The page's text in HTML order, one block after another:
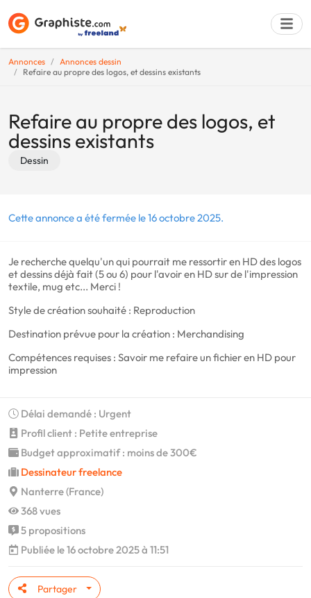
Annonces
Annonces dessin
Refaire au propre des logos, et dessins existants
Refaire au propre des logos, et
dessins existants
Dessin
Cette annonce a été fermée le 16 octobre 2025.
Je recherche quelqu'un qui pourrait me ressortir en HD des logos
et dessins déjà fait (5 ou 6) pour l'avoir en HD sur de l'impression
textile, mug etc... Merci !
Style de création souhaité : Reproduction
Destination prévue pour la création : Merchandising
Compétences requises : Savoir me refaire un fichier en HD pour
impression
Délai demandé : Urgent
Profil client : Petite entreprise
Budget approximatif : moins de 300€
Dessinateur freelance
Nanterre (France)
368 vues
5 propositions
Publiée le 16 octobre 2025 à 11:51
Partager